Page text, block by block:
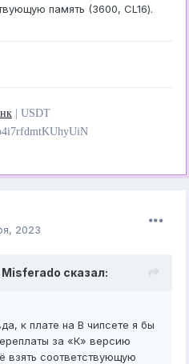
память (3600, CL16).
| USDT
2023
Misferado сказал:
к плате на B чипсете я бы
за «К» версию
взять соответствующую